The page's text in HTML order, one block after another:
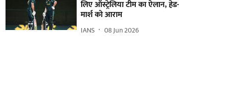
लिए ऑस्ट्रेलिया टीम का ऐलान, हेड-
मार्श को आराम
IANS 08 Jun 2026